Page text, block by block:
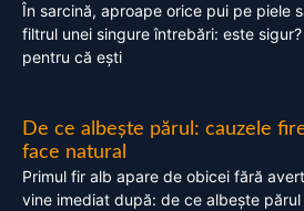
În sarcină, aproape orice pui pe piele
filtrul unei singure întrebări: este
pentru că ești
De ce albește părul: cauzele
face natural
Primul fir alb apare de obicei fără
vine imediat după: de ce albește